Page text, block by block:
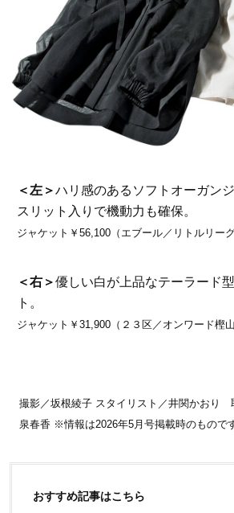
＜左＞ハリ感のあるソフトオーガン
スリット入りで機動力も確保。
ジャケット￥56,100（エブール／リトルリーグ
＜右＞優しい白が上品なテーラード
ト。
ジャケット￥31,900（２３区／オンワード樫
撮影／坂根綾子 スタイリスト／井関かおり
泉春香 ※情報は2026年5月号掲載時のものです
おすすめ記事はこちら